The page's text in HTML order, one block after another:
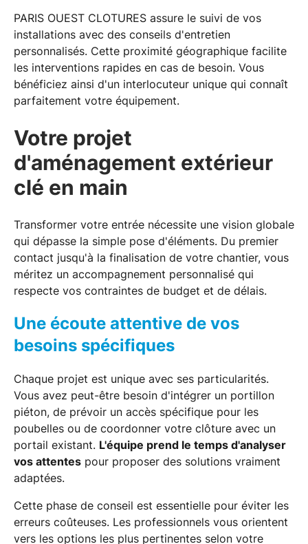
PARIS OUEST CLOTURES assure le suivi de vos
installations avec des conseils d'entretien
personnalisés. Cette proximité géographique facilite
les interventions rapides en cas de besoin. Vous
bénéficiez ainsi d'un interlocuteur unique qui connaît
parfaitement votre équipement.
Votre projet
d'aménagement extérieur
clé en main
Transformer votre entrée nécessite une vision globale
qui dépasse la simple pose d'éléments. Du premier
contact jusqu'à la finalisation de votre chantier, vous
méritez un accompagnement personnalisé qui
respecte vos contraintes de budget et de délais.
Une écoute attentive de vos
besoins spécifiques
Chaque projet est unique avec ses particularités.
Vous avez peut-être besoin d'intégrer un portillon
piéton, de prévoir un accès spécifique pour les
poubelles ou de coordonner votre clôture avec un
portail existant. L'équipe prend le temps d'analyser
vos attentes pour proposer des solutions vraiment
adaptées.
Cette phase de conseil est essentielle pour éviter les
erreurs coûteuses. Les professionnels vous orientent
vers les options les plus pertinentes selon votre